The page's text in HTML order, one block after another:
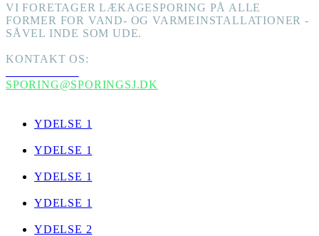
VI FORETAGER LÆKAGESPORING PÅ ALLE
FORMER FOR VAND- OG VARMEINSTALLATIONER -
SÅVEL INDE SOM UDE.
KONTAKT OS:
SPORING@SPORINGSJ.DK
YDELSE 1
YDELSE 1
YDELSE 1
YDELSE 1
YDELSE 2